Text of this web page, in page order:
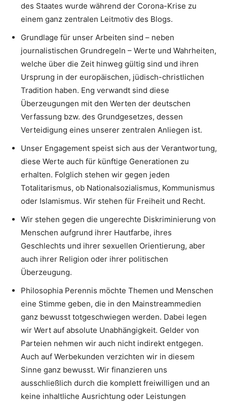
des Staates wurde während der Corona-Krise zu
einem ganz zentralen Leitmotiv des Blogs.
Grundlage für unser Arbeiten sind – neben
journalistischen Grundregeln – Werte und Wahrheiten,
welche über die Zeit hinweg gültig sind und ihren
Ursprung in der europäischen, jüdisch-christlichen
Tradition haben. Eng verwandt sind diese
Überzeugungen mit den Werten der deutschen
Verfassung bzw. des Grundgesetzes, dessen
Verteidigung eines unserer zentralen Anliegen ist.
Unser Engagement speist sich aus der Verantwortung,
diese Werte auch für künftige Generationen zu
erhalten. Folglich stehen wir gegen jeden
Totalitarismus, ob Nationalsozialismus, Kommunismus
oder Islamismus. Wir stehen für Freiheit und Recht.
Wir stehen gegen die ungerechte Diskriminierung von
Menschen aufgrund ihrer Hautfarbe, ihres
Geschlechts und ihrer sexuellen Orientierung, aber
auch ihrer Religion oder ihrer politischen
Überzeugung.
Philosophia Perennis möchte Themen und Menschen
eine Stimme geben, die in den Mainstreammedien
ganz bewusst totgeschwiegen werden. Dabei legen
wir Wert auf absolute Unabhängigkeit. Gelder von
Parteien nehmen wir auch nicht indirekt entgegen.
Auch auf Werbekunden verzichten wir in diesem
Sinne ganz bewusst. Wir finanzieren uns
ausschließlich durch die komplett freiwilligen und an
keine inhaltliche Ausrichtung oder Leistungen